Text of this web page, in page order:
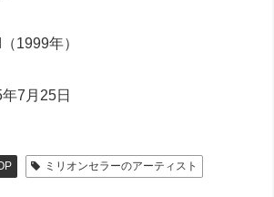
1999年）
7月25日
ミリオンセラーのアーティスト